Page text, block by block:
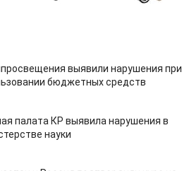
выявили нарушения при
бюджетных средств
палата КР выявила нарушения в
науки